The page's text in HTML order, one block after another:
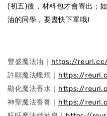
(初五)後，材料包才會寄出；
油的同學，要盡快下單哦!
豐盛魔法油｜ https://reurl.cc/
許願魔法蠟燭｜ https://
顯化魔法香水｜ https://
神聖魔法香膏｜ https://